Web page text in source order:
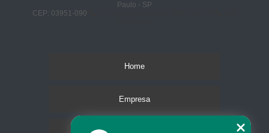
Paulo - SP
CEP: 03951-090
Home
Empresa